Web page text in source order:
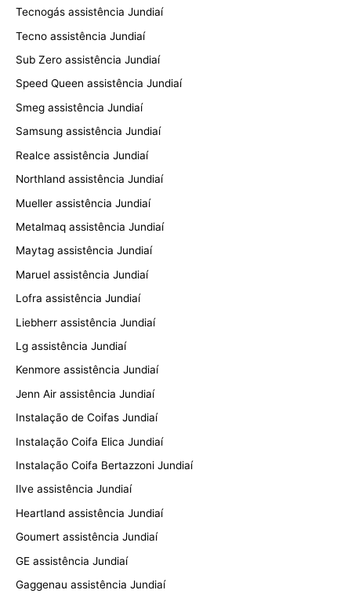
Tecnogás assistência Jundiaí
Tecno assistência Jundiaí
Sub Zero assistência Jundiaí
Speed Queen assistência Jundiaí
Smeg assistência Jundiaí
Samsung assistência Jundiaí
Realce assistência Jundiaí
Northland assistência Jundiaí
Mueller assistência Jundiaí
Metalmaq assistência Jundiaí
Maytag assistência Jundiaí
Maruel assistência Jundiaí
Lofra assistência Jundiaí
Liebherr assistência Jundiaí
Lg assistência Jundiaí
Kenmore assistência Jundiaí
Jenn Air assistência Jundiaí
Instalação de Coifas Jundiaí
Instalação Coifa Elica Jundiaí
Instalação Coifa Bertazzoni Jundiaí
Ilve assistência Jundiaí
Heartland assistência Jundiaí
Goumert assistência Jundiaí
GE assistência Jundiaí
Gaggenau assistência Jundiaí